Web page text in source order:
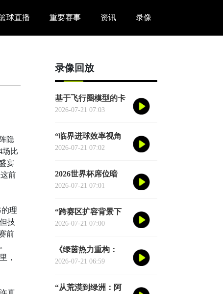
球直播 重要赛事 资讯 录像
隐
场比
宴
前
理
技
前
，
录像回放
基于飞行圈模型的卡
塔尔世界杯赛区驻地
研究
2026-07-21 07:03
“临界进球效率视角
下的2026世界杯季军
2026-07-21 07:02
2026世界杯席位暗
战：各大洲足联的权
投票策略
2026-07-21 07:01
“跨赛区扩容背景下
种子席位的地缘分配
2026-07-21 07:00
《绿茵热力重构：
2026世界杯跑动轨迹
2026-07-21 06:59
“从荒漠到绿洲：阿